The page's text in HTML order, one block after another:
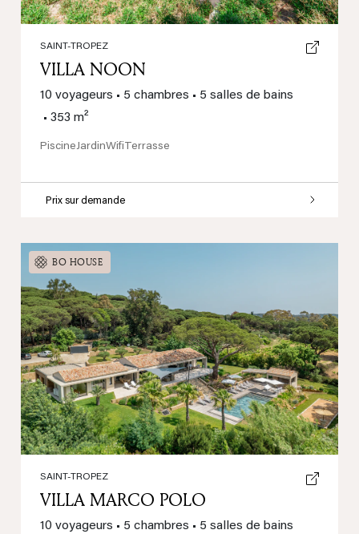
BO HOUSE
Previous Next
SAINT-TROPEZ
VILLA MARCO POLO
10 voyageurs • 5 chambres • 5 salles de bains
SAINT-TROPEZ
VILLA NOON
10 voyageurs • 5 chambres • 5 salles de bains
• 353 m²
PiscineJardinWifiTerrasse
Prix sur demande